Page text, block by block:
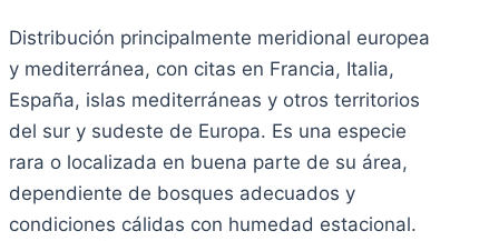
Distribución principalmente meridional europea
y mediterránea, con citas en Francia, Italia,
España, islas mediterráneas y otros territorios
del sur y sudeste de Europa. Es una especie
rara o localizada en buena parte de su área,
dependiente de bosques adecuados y
condiciones cálidas con humedad estacional.